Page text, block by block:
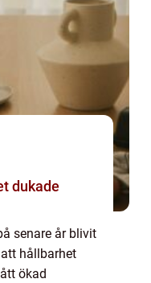
dukade
senare år blivit
hållbarhet
ökad